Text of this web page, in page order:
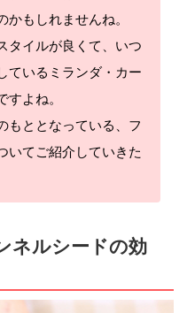
かもしれませんね。
タイルが良くて、いつ
ているミランダ・カー
すよね。
もととなっている、フ
いてご紹介していきた
ネルシードの効